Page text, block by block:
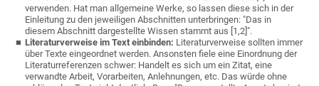
verwenden. Hat man allgemeine Werke, so lassen diese sich in der
Einleitung zu den jeweiligen Abschnitten unterbringen: "Das in
diesem Abschnitt dargestellte Wissen stammt aus [1,2]".
Literaturverweise im Text einbinden: Literaturverweise sollten immer
über Texte eingeordnet werden. Ansonsten fiele eine Einordnung der
Literaturreferenzen schwer: Handelt es sich um ein Zitat, eine
verwandte Arbeit, Vorarbeiten, Anlehnungen, etc. Das würde ohne